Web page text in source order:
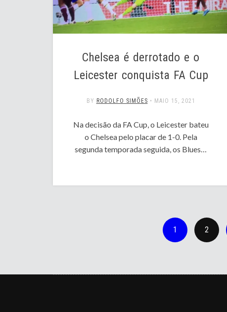
Chelsea é derrotado e o
Leicester conquista FA Cup
BY RODOLFO SIMÕES • MAIO 15, 2021
Na decisão da FA Cup, o Leicester bateu
o Chelsea pelo placar de 1-0. Pela
segunda temporada seguida, os Blues…
1 2